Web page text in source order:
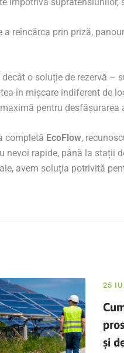
reîncărca prin priză,
o soluție de rezervă –
în mișcare indiferent de
pentru desfășurarea
completă EcoFlow,
nevoi rapide, până la stații
avem soluția potrivită
25
și